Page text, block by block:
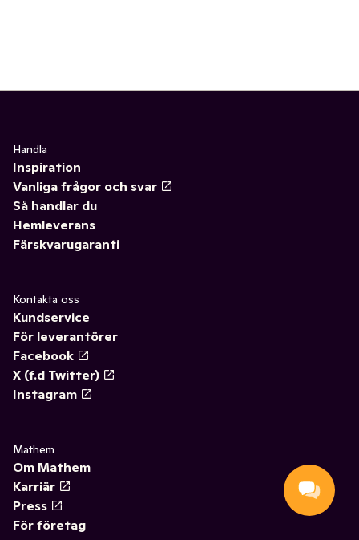
Handla
Inspiration
Vanliga frågor och svar
Så handlar du
Hemleverans
Färskvarugaranti
Kontakta oss
Kundservice
För leverantörer
Facebook
X (f.d Twitter)
Instagram
Mathem
Om Mathem
Karriär
Press
För företag